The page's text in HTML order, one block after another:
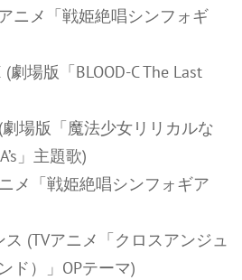
ニメ「戦姫絶唱シンフォギ
(劇場版「BLOOD-C The Last
(劇場版「魔法少女リリカルな
」主題歌)
メ「戦姫絶唱シンフォギア
(TVアニメ「クロスアンジュ
ド）」OPテーマ)